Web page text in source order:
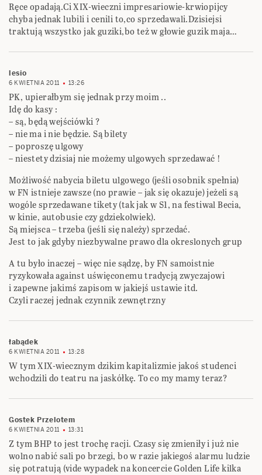
Ręce opadają.Ci XIX-wieczni impresariowie-krwiopijcy
chyba jednak lubili i cenili to,co sprzedawali.Dzisiejsi
traktują wszystko jak guziki,bo też w głowie guzik maja…
lesio
6 KWIETNIA 2011 13:26
PK, upierałbym się jednak przy moim ..
Idę do kasy :
– są, będą wejściówki ?
– nie ma i nie będzie. Są bilety
– poproszę ulgowy
– niestety dzisiaj nie możemy ulgowych sprzedawać !
Możliwość nabycia biletu ulgowego (jeśli osobnik spełnia)
w FN istnieje zawsze (no prawie – jak się okazuje) jeżeli są
wogóle sprzedawane tikety (tak jak w S1, na festiwal Becia,
w kinie, autobusie czy gdziekolwiek).
Są miejsca – trzeba (jeśli się należy) sprzedać.
Jest to jak gdyby niezbywalne prawo dla okreslonych grup
A tu było inaczej – więc nie sądzę, by FN samoistnie
ryzykowała against uświęconemu tradycją zwyczajowi
i zapewne jakimś zapisom w jakiejś ustawie itd.
Czyli raczej jednak czynnik zewnętrzny
łabądek
6 KWIETNIA 2011 13:28
W tym XIX-wiecznym dzikim kapitalizmie jakoś studenci
wchodzili do teatru na jaskółkę. To co my mamy teraz?
Gostek Przelotem
6 KWIETNIA 2011 13:31
Z tym BHP to jest trochę racji. Czasy się zmieniły i już nie
wolno nabić sali po brzegi, bo w razie jakiegoś alarmu ludzie
się potratują (vide wypadek na koncercie Golden Life kilka